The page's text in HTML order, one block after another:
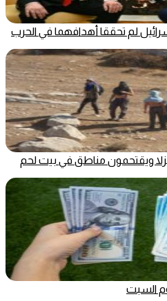
لم تحققا أهدافهما في الحرب
ويقتحمون مناطق في بيت لحم
السبت